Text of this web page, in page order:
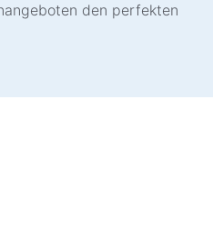
den perfekten